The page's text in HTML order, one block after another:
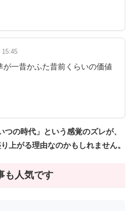
15:45
が一昔かふた昔前くらいの価値
の時代」という感覚のズレが、
上がる理由なのかもしれません。
も人気です